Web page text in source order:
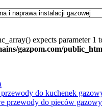
expects parameter
gazpom.com/
do kuchenek
przewody do pieców